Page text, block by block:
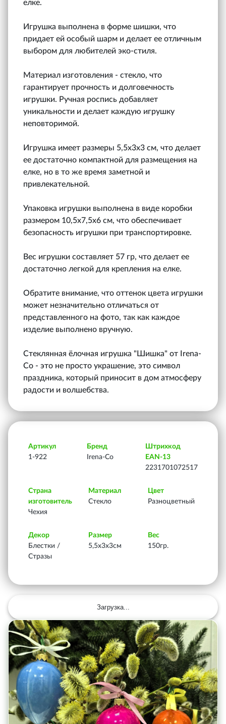
елке.
Игрушка выполнена в форме шишки, что
придает ей особый шарм и делает ее отличным
выбором для любителей эко-стиля.
Материал изготовления - стекло, что
гарантирует прочность и долговечность
игрушки. Ручная роспись добавляет
уникальности и делает каждую игрушку
неповторимой.
Игрушка имеет размеры 5,5х3х3 см, что делает
ее достаточно компактной для размещения на
елке, но в то же время заметной и
привлекательной.
Упаковка игрушки выполнена в виде коробки
размером 10,5х7,5х6 см, что обеспечивает
безопасность игрушки при транспортировке.
Вес игрушки составляет 57 гр, что делает ее
достаточно легкой для крепления на елке.
Обратите внимание, что оттенок цвета игрушки
может незначительно отличаться от
представленного на фото, так как каждое
изделие выполнено вручную.
Стеклянная ёлочная игрушка "Шишка" от Irena-
Co - это не просто украшение, это символ
праздника, который приносит в дом атмосферу
радости и волшебства.
Артикул
1-922
Бренд
Irena-Co
Штрихкод
EAN-13
2231701072517
Страна
изготовитель
Чехия
Материал
Стекло
Цвет
Разноцветный
Декор
Блестки /
Стразы
Размер
5,5х3х3см
Вес
150гр.
Загрузка...